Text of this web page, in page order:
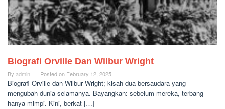
Biografi Orville Dan Wilbur Wright
By admin Posted on February 12, 2025
Biografi Orville dan Wilbur Wright; kisah dua bersaudara yang
mengubah dunia selamanya. Bayangkan: sebelum mereka, terbang
hanya mimpi. Kini, berkat […]